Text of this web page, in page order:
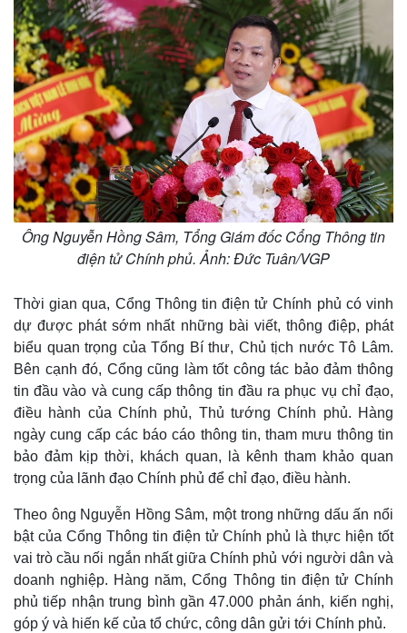
Quan sát
Cuộc sống đó đây
Hồ sơ
Video
Ảnh
E-Magazine
Infographic
Ông Nguyễn Hồng Sâm, Tổng Giám đốc Cổng Thông tin
điện tử Chính phủ. Ảnh: Đức Tuân/VGP
Thời gian qua, Cổng Thông tin điện tử Chính phủ có vinh
dự được phát sớm nhất những bài viết, thông điệp, phát
biểu quan trọng của Tổng Bí thư, Chủ tịch nước Tô Lâm.
Bên cạnh đó, Cổng cũng làm tốt công tác bảo đảm thông
tin đầu vào và cung cấp thông tin đầu ra phục vụ chỉ đạo,
điều hành của Chính phủ, Thủ tướng Chính phủ. Hàng
ngày cung cấp các báo cáo thông tin, tham mưu thông tin
bảo đảm kịp thời, khách quan, là kênh tham khảo quan
trọng của lãnh đạo Chính phủ để chỉ đạo, điều hành.
Theo ông Nguyễn Hồng Sâm, một trong những dấu ấn nổi
bật của Cổng Thông tin điện tử Chính phủ là thực hiện tốt
vai trò cầu nối ngắn nhất giữa Chính phủ với người dân và
doanh nghiệp. Hàng năm, Cổng Thông tin điện tử Chính
phủ tiếp nhận trung bình gần 47.000 phản ánh, kiến nghị,
góp ý và hiến kế của tổ chức, công dân gửi tới Chính phủ.